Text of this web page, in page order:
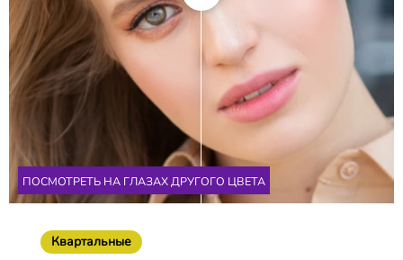
ПОСМОТРЕТЬ НА ГЛАЗАX ДРУГОГО ЦВЕТА
Квартальные